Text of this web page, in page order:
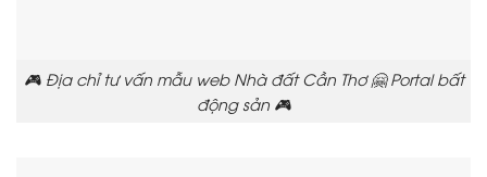
🎮 Địa chỉ tư vấn mẫu web Nhà đất Cần Thơ 🤗 Portal bất
động sản 🎮